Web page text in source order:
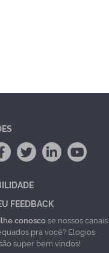
FEEDBACK
conoscose nossos canais
pra você? Elogios
super bem vindos!